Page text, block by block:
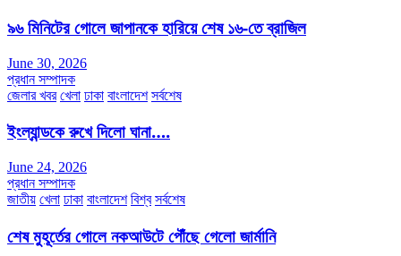
৯৬ মিনিটের গোলে জাপানকে হারিয়ে শেষ ১৬-তে ব্রাজিল
June 30, 2026
প্রধান সম্পাদক
জেলার খবর খেলা ঢাকা বাংলাদেশ সর্বশেষ
ইংল্যান্ডকে রুখে দিলো ঘানা….
June 24, 2026
প্রধান সম্পাদক
জাতীয় খেলা ঢাকা বাংলাদেশ বিশ্ব সর্বশেষ
শেষ মুহূর্তের গোলে নকআউটে পৌঁছে গেলো জার্মানি